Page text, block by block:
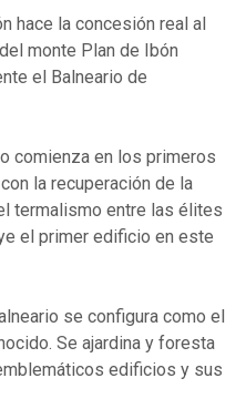
hace la concesión real al
monte Plan de Ibón
el Balneario de
comienza en los primeros
la recuperación de la
termalismo entre las élites
el primer edificio en este
se configura como el
Se ajardina y foresta
edificios y sus